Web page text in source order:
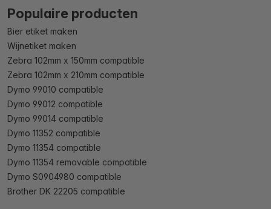
Populaire producten
Bier etiket maken
Wijnetiket maken
Zebra 102mm x 150mm compatible
Zebra 102mm x 210mm compatible
Dymo 99010 compatible
Dymo 99012 compatible
Dymo 99014 compatible
Dymo 11352 compatible
Dymo 11354 compatible
Dymo 11354 removable compatible
Dymo S0904980 compatible
Brother DK 22205 compatible